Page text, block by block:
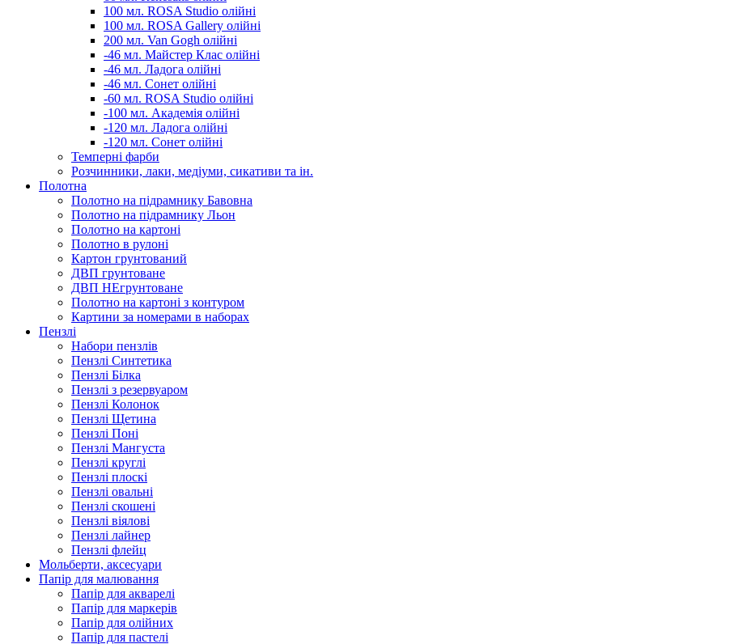
100 мл. ROSA Studio олійні
100 мл. ROSA Gallery олійні
200 мл. Van Gogh олійні
-46 мл. Майстер Клас олійні
-46 мл. Ладога олійні
-46 мл. Сонет олійні
-60 мл. ROSA Studio олійні
-100 мл. Академія олійні
-120 мл. Ладога олійні
-120 мл. Сонет олійні
Темперні фарби
Розчинники, лаки, медіуми, сикативи та ін.
Полотна
Полотно на підрамнику Бавовна
Полотно на підрамнику Льон
Полотно на картоні
Полотно в рулоні
Картон грунтований
ДВП грунтоване
ДВП НЕгрунтоване
Полотно на картоні з контуром
Картини за номерами в наборах
Пензлі
Набори пензлів
Пензлі Синтетика
Пензлі Білка
Пензлі з резервуаром
Пензлі Колонок
Пензлі Щетина
Пензлі Поні
Пензлі Мангуста
Пензлі круглі
Пензлі плоскі
Пензлі овальні
Пензлі скошені
Пензлі віялові
Пензлі лайнер
Пензлі флейц
Мольберти, аксесуари
Папір для малювання
Папір для акварелі
Папір для маркерів
Папір для олійних
Папір для пастелі